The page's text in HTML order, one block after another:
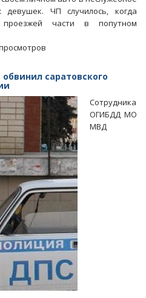
девушек. ЧП случилось, когда
части в попутном
саратовского
Сотрудника
ОГИБДД МО
МВД